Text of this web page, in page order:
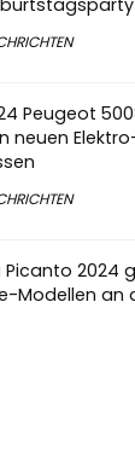
neuen
Modellen an